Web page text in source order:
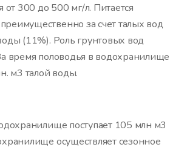
от 300 до 500 мг/л. Питается
за счет талых вод
(11%). Роль грунтовых вод
время половодья в водохранилище
м3 талой воды.
поступает 105 млн м3
осуществляет сезонное